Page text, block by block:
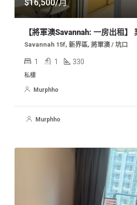
$16,500/月
Savannah 15f, 新界區, 將軍澳 / 坑口
1 1 330
私樓
Murphho
Murphho